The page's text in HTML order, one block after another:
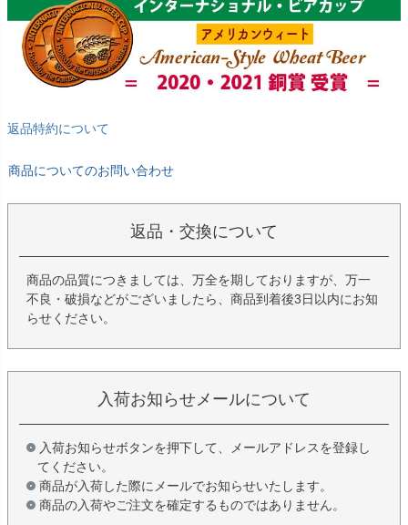
返品特約について
商品についてのお問い合わせ
返品・交換について
商品の品質につきましては、万全を期しておりますが、万一
不良・破損などがございましたら、商品到着後3日以内にお知
らせください。
入荷お知らせメールについて
入荷お知らせボタンを押下して、メールアドレスを登録し
てください。
商品が入荷した際にメールでお知らせいたします。
商品の入荷やご注文を確定するものではありません。